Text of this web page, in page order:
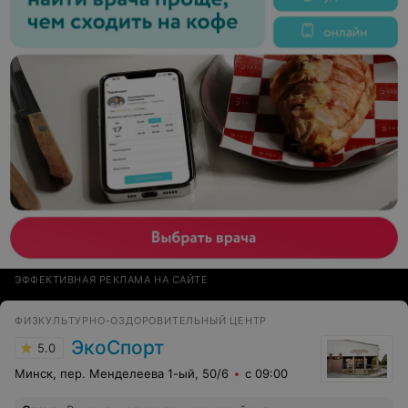
ЭФФЕКТИВНАЯ РЕКЛАМА НА САЙТЕ
ФИЗКУЛЬТУРНО-ОЗДОРОВИТЕЛЬНЫЙ ЦЕНТР
5.0 ЭкоСпорт
Минск, пер. Менделеева 1-ый, 50/6 с 09:00